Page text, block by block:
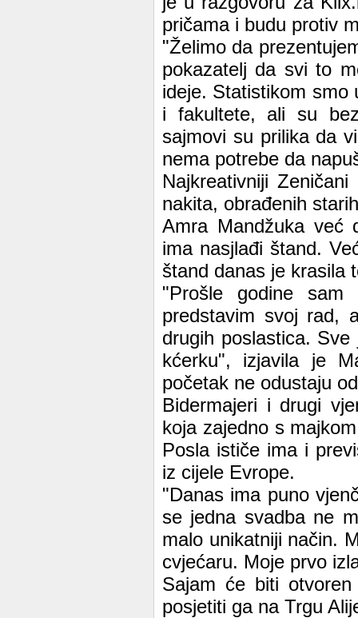
pričama i budu protiv
"Želimo da
pokazatelj da svi to
ideje. Statistikom smo
i fakultete, ali su
sajmovi su prilika da
nema potrebe da
Najkreativniji
nakita, obrađenih
Amra Mandžuka već
ima nasjlađi štand.
štand danas je krasila
"Prošle godine
predstavim svoj rad,
drugih poslastica.
kćerku", izjavila je
početak ne odustaju
Bidermajeri i drugi
koja zajedno s
Posla ističe ima i
iz cijele Evrope.
"Danas ima puno
se jedna svadba ne
malo unikatniji način.
cvjećaru. Moje prvo
Sajam će biti
posjetiti ga na Trgu